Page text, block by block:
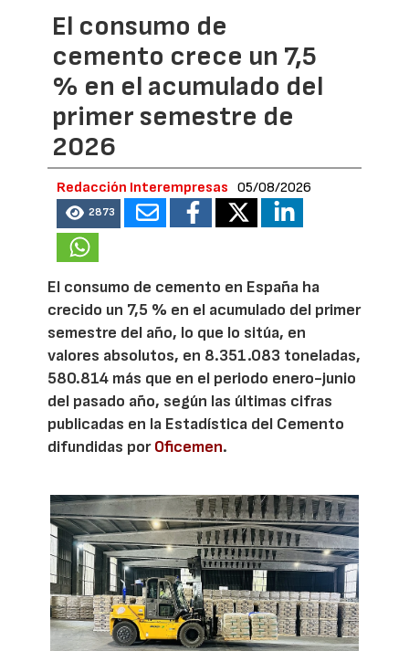
El consumo de
cemento crece un 7,5
% en el acumulado del
primer semestre de
2026
Redacción Interempresas 05/08/2026
2873
El consumo de cemento en España ha
crecido un 7,5 % en el acumulado del primer
semestre del año, lo que lo sitúa, en
valores absolutos, en 8.351.083 toneladas,
580.814 más que en el periodo enero-junio
del pasado año, según las últimas cifras
publicadas en la Estadística del Cemento
difundidas porOficemen.